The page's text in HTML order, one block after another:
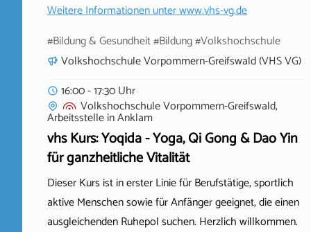
Weitere Informationen unterwww.vhs-vg.de
#Bildung & Gesundheit #Bildung #Volkshochschule
Volkshochschule Vorpommern-Greifswald (VHS VG)
16:00 - 17:30 Uhr
Volkshochschule Vorpommern-Greifswald,
ArbeitsstelleinAnklam
vhs Kurs: Yoqida - Yoga, Qi Gong & Dao Yin
für ganzheitliche Vitalität
Dieser Kurs ist in erster Linie für Berufstätige, sportlich
aktive Menschen sowie für Anfänger geeignet, die einen
ausgleichenden Ruhepol suchen. Herzlich willkommen.